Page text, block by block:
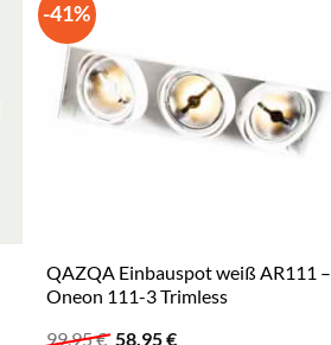
-41%
QAZQA Einbauspot weiß AR111 –
Oneon 111-3 Trimless
99,95€ Ursprünglicher
58,95€Aktueller